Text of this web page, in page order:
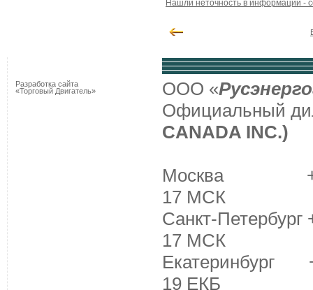
Нашли неточность в информации -
Разработка сайта
«Торговый Двигатель»
ООО «
Официальный
CANADA INC.)
Москва +7
17 МСК
Санкт-
17 МСК
Екатеринбург
19 ЕКБ